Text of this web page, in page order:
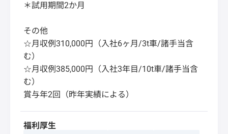
＊試用期間2か月
その他
☆月収例310,000円（入社6ヶ月/3t車/諸手当含
む）
☆月収例385,000円（入社3年目/10t車/諸手当含
む）
賞与年2回（昨年実績による）
福利厚生